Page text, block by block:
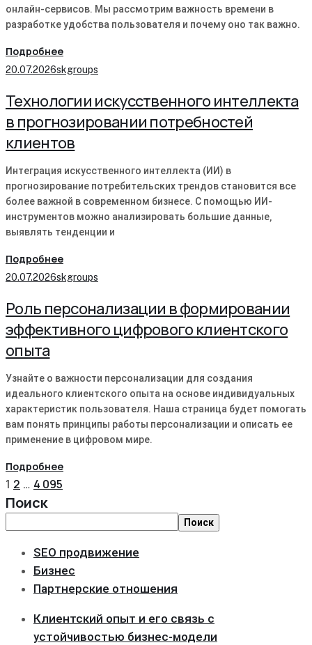
онлайн-сервисов. Мы рассмотрим важность времени в
разработке удобства пользователя и почему оно так важно.
Подробнее
20.07.2026skgroups
Технологии искусственного интеллекта
в прогнозировании потребностей
клиентов
Интеграция искусственного интеллекта (ИИ) в
прогнозирование потребительских трендов становится все
более важной в современном бизнесе․ С помощью ИИ-
инструментов можно анализировать большие данные‚
выявлять тенденции и
Подробнее
20.07.2026skgroups
Роль персонализации в формировании
эффективного цифрового клиентского
опыта
Узнайте о важности персонализации для создания
идеального клиентского опыта на основе индивидуальных
характеристик пользователя. Наша страница будет помогать
вам понять принципы работы персонализации и описать ее
применение в цифровом мире.
Подробнее
1 2 … 4 095
Поиск
Поиск
SEO продвижение
Бизнес
Партнерские отношения
Клиентский опыт и его связь с
устойчивостью бизнес-модели